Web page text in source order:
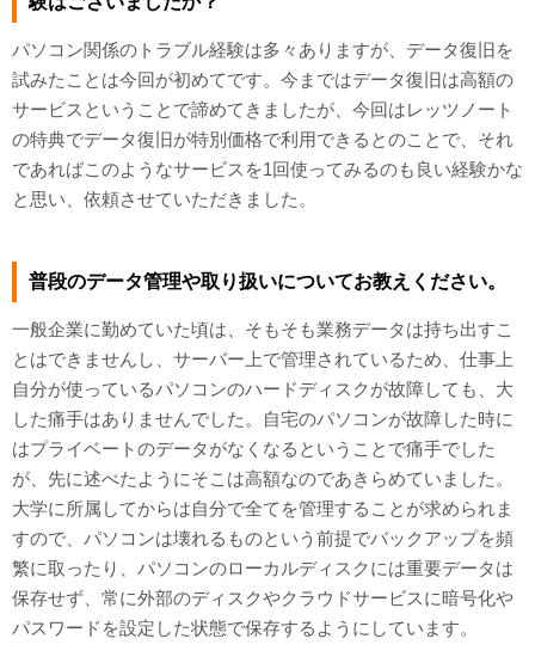
パソコン関係のトラブル経験は多々ありますが、データ復旧を
試みたことは今回が初めてです。今まではデータ復旧は高額の
サービスということで諦めてきましたが、今回はレッツノート
の特典でデータ復旧が特別価格で利用できるとのことで、それ
であればこのようなサービスを1回使ってみるのも良い経験かな
と思い、依頼させていただきました。
普段のデータ管理や取り扱いについてお教えください。
一般企業に勤めていた頃は、そもそも業務データは持ち出すこ
とはできませんし、サーバー上で管理されているため、仕事上
自分が使っているパソコンのハードディスクが故障しても、大
した痛手はありませんでした。自宅のパソコンが故障した時に
はプライベートのデータがなくなるということで痛手でした
が、先に述べたようにそこは高額なのであきらめていました。
大学に所属してからは自分で全てを管理することが求められま
すので、パソコンは壊れるものという前提でバックアップを頻
繁に取ったり、パソコンのローカルディスクには重要データは
保存せず、常に外部のディスクやクラウドサービスに暗号化や
パスワードを設定した状態で保存するようにしています。